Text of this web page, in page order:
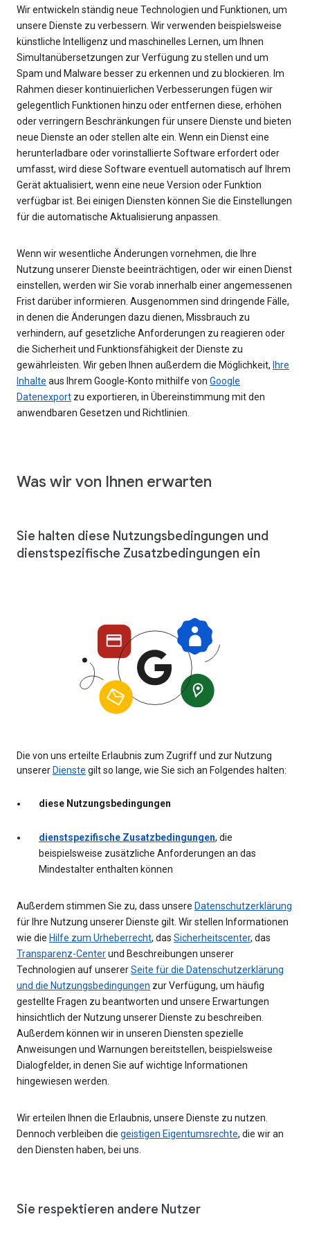
Wir entwickeln ständig neue Technologien und Funktionen, um
unsere Dienste zu verbessern. Wir verwenden beispielsweise
künstliche Intelligenz und maschinelles Lernen, um Ihnen
Simultanübersetzungen zur Verfügung zu stellen und um
Spam und Malware besser zu erkennen und zu blockieren. Im
Rahmen dieser kontinuierlichen Verbesserungen fügen wir
gelegentlich Funktionen hinzu oder entfernen diese, erhöhen
oder verringern Beschränkungen für unsere Dienste und bieten
neue Dienste an oder stellen alte ein. Wenn ein Dienst eine
herunterladbare oder vorinstallierte Software erfordert oder
umfasst, wird diese Software eventuell automatisch auf Ihrem
Gerät aktualisiert, wenn eine neue Version oder Funktion
verfügbar ist. Bei einigen Diensten können Sie die Einstellungen
für die automatische Aktualisierung anpassen.
Wenn wir wesentliche Änderungen vornehmen, die Ihre
Nutzung unserer Dienste beeinträchtigen, oder wir einen Dienst
einstellen, werden wir Sie vorab innerhalb einer angemessenen
Frist darüber informieren. Ausgenommen sind dringende Fälle,
in denen die Änderungen dazu dienen, Missbrauch zu
verhindern, auf gesetzliche Anforderungen zu reagieren oder
die Sicherheit und Funktionsfähigkeit der Dienste zu
gewährleisten. Wir geben Ihnen außerdem die Möglichkeit, Ihre
Inhalte aus Ihrem Google-Konto mithilfe von Google
Datenexport zu exportieren, in Übereinstimmung mit den
anwendbaren Gesetzen und Richtlinien.
Was wir von Ihnen erwarten
Sie halten diese Nutzungsbedingungen und
dienstspezifische Zusatzbedingungen ein
Die von uns erteilte Erlaubnis zum Zugriff und zur Nutzung
unsererDienste gilt so lange, wie Sie sich an Folgendes halten:
diese Nutzungsbedingungen
dienstspezifische Zusatzbedingungen, die
beispielsweise zusätzliche Anforderungen an das
Mindestalter enthalten können
Außerdem stimmen Sie zu, dass unsere Datenschutzerklärung
für Ihre Nutzung unserer Dienste gilt. Wir stellen Informationen
wie die Hilfe zum Urheberrecht, das Sicherheitscenter, das
Transparenz-Centerund Beschreibungen unserer
Technologien auf unsererSeite für die Datenschutzerklärung
und die Nutzungsbedingungen zur Verfügung, um häufig
gestellte Fragen zu beantworten und unsere Erwartungen
hinsichtlich der Nutzung unserer Dienste zu beschreiben.
Außerdem können wir in unseren Diensten spezielle
Anweisungen und Warnungen bereitstellen, beispielsweise
Dialogfelder, in denen Sie auf wichtige Informationen
hingewiesen werden.
Wir erteilen Ihnen die Erlaubnis, unsere Dienste zu nutzen.
Dennoch verbleiben die geistigen Eigentumsrechte, die wir an
den Diensten haben, bei uns.
Sie respektieren andere Nutzer